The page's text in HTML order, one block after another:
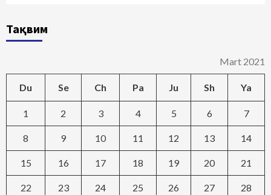
Тақвим
Mart 2021
Du Se Ch Pa Ju Sh Ya
1 2 3 4 5 6 7
8 9 10 11 12 13 14
15 16 17 18 19 20 21
22 23 24 25 26 27 28